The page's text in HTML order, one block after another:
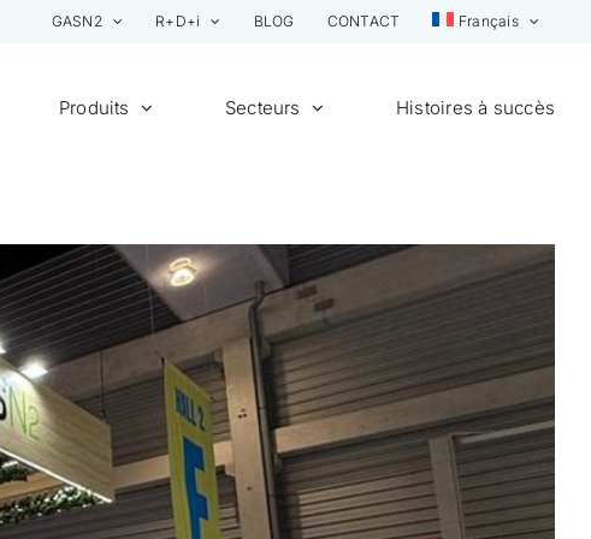
GASN2 R+D+i BLOG CONTACT Français
Produits Secteurs Histoires à succès